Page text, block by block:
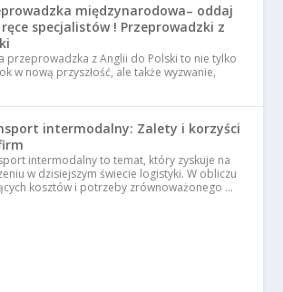
międzynarodowa– oddaj
ręce specjalistów ! Przeprowadzki z
przeprowadzka z Anglii do Polski to nie tylko
w nową przyszłość, ale także wyzwanie,
intermodalny: Zalety i korzyści
intermodalny to temat, który zyskuje na
w dzisiejszym świecie logistyki. W obliczu
kosztów i potrzeby zrównoważonego …